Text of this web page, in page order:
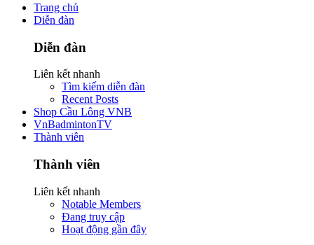
Trang chủ
Diễn đàn
Diễn đàn
Liên kết nhanh
Tìm kiếm diễn đàn
Recent Posts
Shop Cầu Lông VNB
VnBadmintonTV
Thành viên
Thành viên
Liên kết nhanh
Notable Members
Đang truy cập
Hoạt động gần đây